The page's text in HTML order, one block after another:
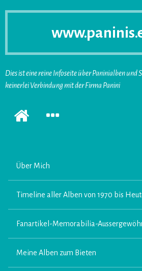
Dies ist eine reine Infoseite über Paninialben und
keinerlei Verbindung mit der Firma Panini
Startseite
SEKUNDÄRE
Über Mich
Timeline aller Alben von 1970 bis
Fanartikel-Memorabilia-
Meine Alben zum Bieten